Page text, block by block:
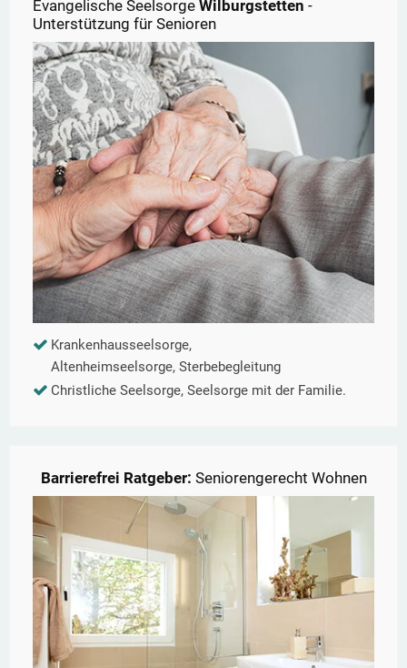
Evangelische Seelsorge Wilburgstetten -
Unterstützung für Senioren
Krankenhausseelsorge,
Altenheimseelsorge, Sterbebegleitung
Christliche Seelsorge, Seelsorge mit der Familie.
Barrierefrei Ratgeber: Seniorengerecht Wohnen